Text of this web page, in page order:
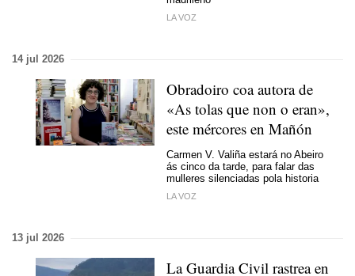
LA VOZ
14 jul 2026
Obradoiro coa autora de
«As tolas que non o eran»,
este mércores en Mañón
Carmen V. Valiña estará no Abeiro
ás cinco da tarde, para falar das
mulleres silenciadas pola historia
LA VOZ
13 jul 2026
La Guardia Civil rastrea en